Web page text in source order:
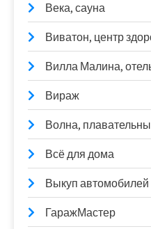
Века, сауна
Виватон, центр
Вилла Малина,
Вираж
Волна,
Всё для дома
Выкуп автомобилей
ГаражМастер